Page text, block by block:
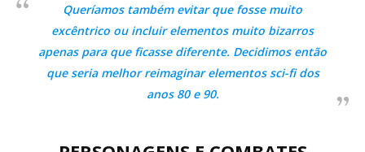
Queríamos também evitar que fosse muito
excêntrico ou incluir elementos muito bizarros
apenas para que ficasse diferente. Decidimos então
que seria melhor reimaginar elementos sci-fi dos
anos 80 e 90.